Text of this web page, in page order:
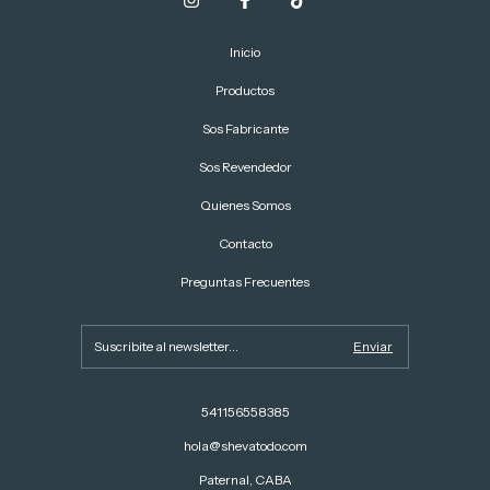
Inicio
Productos
Sos Fabricante
Sos Revendedor
Quienes Somos
Contacto
Preguntas Frecuentes
541156558385
hola@shevatodo.com
Paternal, CABA